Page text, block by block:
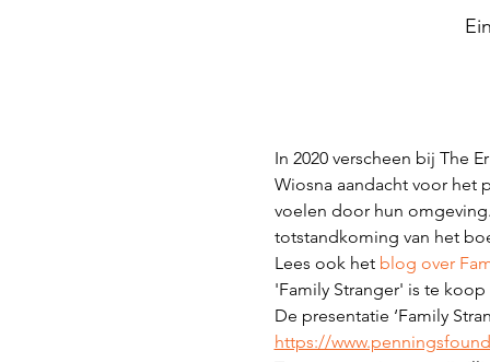
In 2020 verscheen bij The
Wiosna aandacht voor
voelen door hun
totstandkoming van het
Lees ook het blog over
'Family Stranger' is te
De presentatie ‘Family
https://